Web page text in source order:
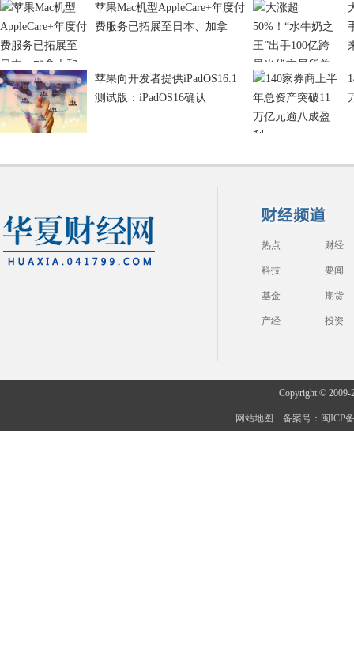
苹果Mac机型AppleCare+年度付
费服务已拓展至日本、加拿
苹果向开发者提供iPadOS16.1
测试版：iPadOS16确认
热点 财经
科技 要闻
基金 期货
产经 投资
Copyright © 2009-
网站地图 备案号：闽ICP